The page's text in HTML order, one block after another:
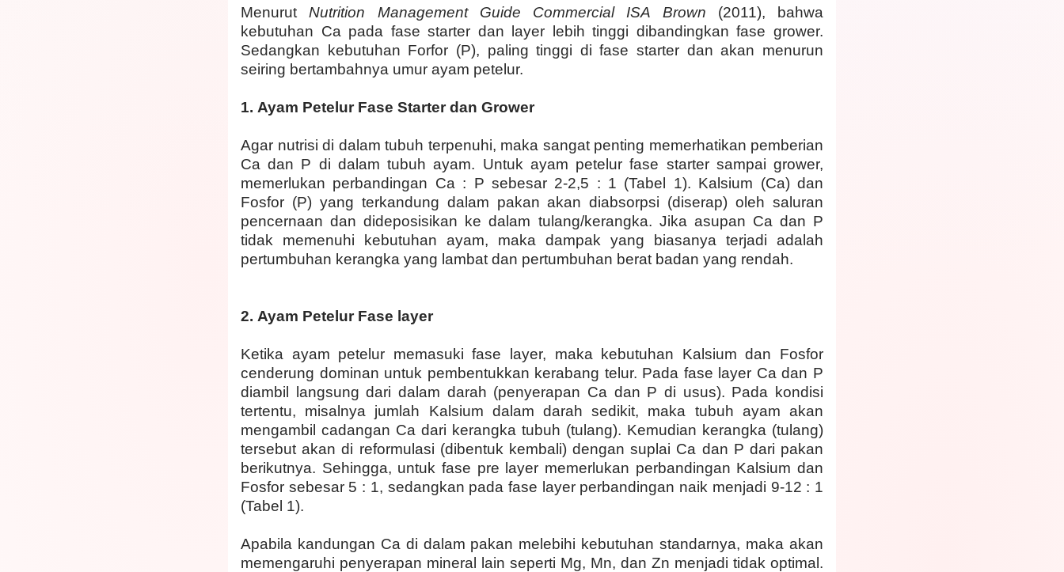
MenurutNutrition Management Guide Commercial ISA Brown (2011), bahwa
kebutuhan Ca pada fase starter dan layer lebih tinggi dibandingkan fase grower.
Sedangkan kebutuhan Forfor (P), paling tinggi di fase starter dan akan menurun
seiring bertambahnya umur ayam petelur.
1. Ayam Petelur Fase Starter dan Grower
Agar nutrisi di dalam tubuh terpenuhi, maka sangat penting memerhatikan pemberian
Ca dan P di dalam tubuh ayam. Untuk ayam petelur fase starter sampai grower,
memerlukan perbandingan Ca : P sebesar 2-2,5 : 1 (Tabel 1). Kalsium (Ca) dan
Fosfor (P) yang terkandung dalam pakan akan diabsorpsi (diserap) oleh saluran
pencernaan dan dideposisikan ke dalam tulang/kerangka. Jika asupan Ca dan P
tidak memenuhi kebutuhan ayam, maka dampak yang biasanya terjadi adalah
pertumbuhan kerangka yang lambat dan pertumbuhan berat badan yang rendah.
2. Ayam Petelur Fase layer
Ketika ayam petelur memasuki fase layer, maka kebutuhan Kalsium dan Fosfor
cenderung dominan untuk pembentukkan kerabang telur. Pada fase layer Ca dan P
diambil langsung dari dalam darah (penyerapan Ca dan P di usus). Pada kondisi
tertentu, misalnya jumlah Kalsium dalam darah sedikit, maka tubuh ayam akan
mengambil cadangan Ca dari kerangka tubuh (tulang). Kemudian kerangka (tulang)
tersebut akan di reformulasi (dibentuk kembali) dengan suplai Ca dan P dari pakan
berikutnya. Sehingga, untuk fase pre layer memerlukan perbandingan Kalsium dan
Fosfor sebesar 5 : 1, sedangkan pada fase layer perbandingan naik menjadi 9-12 : 1
(Tabel 1).
Apabila kandungan Ca di dalam pakan melebihi kebutuhan standarnya, maka akan
memengaruhi penyerapan mineral lain seperti Mg, Mn, dan Zn menjadi tidak optimal.